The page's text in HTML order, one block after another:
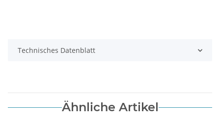
Technisches Datenblatt
Ähnliche Artikel